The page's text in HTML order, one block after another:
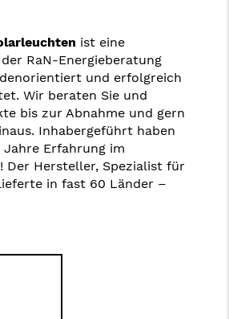
ist eine
RaN-Energieberatung
und erfolgreich
Wir beraten Sie und
bis zur Abnahme und gern
Inhabergeführt haben
Erfahrung im
Der Hersteller, Spezialist für
in fast 60 Länder –